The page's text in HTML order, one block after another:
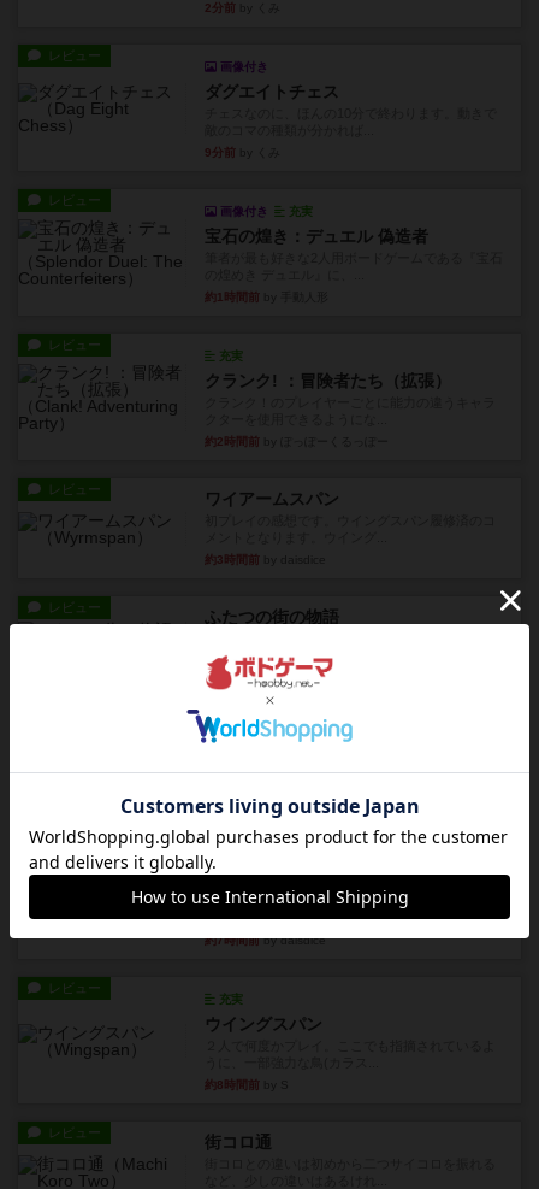
2分前
レビュー
画像付き
ダグエイトチェス
9分前
レビュー
画像付き 充実
宝石の煌き：デュエル 偽造者
約1時間前
レビュー
充実
クランク! ：冒険者たち（拡張）
約2時間前
レビュー ワイアームスパン
約3時間前
レビュー ふたつの街の物語
街は各プレイヤーの間にあ...
約7時間前by ジェイとと
画像付き
ーム入門作品です♪(＾＾)...
by あんちっく
レビュー エージェントアベニュー
追いついたら勝ち。シンプルなルールと直感的な
目的で、ボドゲ慣れしていな...
約7時間前by daisdice
レビュー
充実
ウイングスパン
約8時間前
レビュー 街コロ通